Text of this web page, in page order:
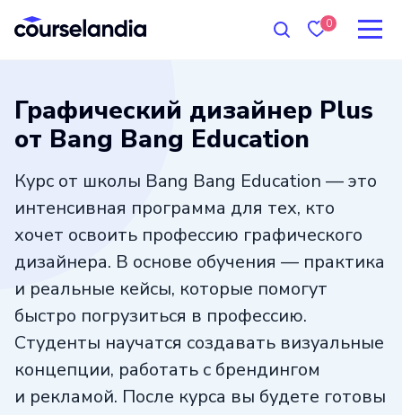
0
Графический дизайнер Plus
от Bang Bang Education
Курс от школы Bang Bang Education — это
интенсивная программа для тех, кто
хочет освоить профессию графического
дизайнера. В основе обучения — практика
и реальные кейсы, которые помогут
быстро погрузиться в профессию.
Студенты научатся создавать визуальные
концепции, работать с брендингом
и рекламой. После курса вы будете готовы